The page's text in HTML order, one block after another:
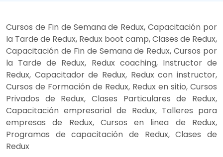
Cursos de Fin de Semana de Redux, Capacitación por
la Tarde de Redux, Redux boot camp, Clases de Redux,
Capacitación de Fin de Semana de Redux, Cursos por
la Tarde de Redux, Redux coaching, Instructor de
Redux, Capacitador de Redux, Redux con instructor,
Cursos de Formación de Redux, Redux en sitio, Cursos
Privados de Redux, Clases Particulares de Redux,
Capacitación empresarial de Redux, Talleres para
empresas de Redux, Cursos en linea de Redux,
Programas de capacitación de Redux, Clases de
Redux